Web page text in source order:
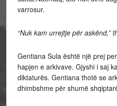
varrosur.
“Nuk kam urrejtje për askënd,”
Gentiana Sula është një prej
hapjen e arkivave. Gjyshi i saj
diktaturës. Gentiana thotë se
dhimbshme për shumë